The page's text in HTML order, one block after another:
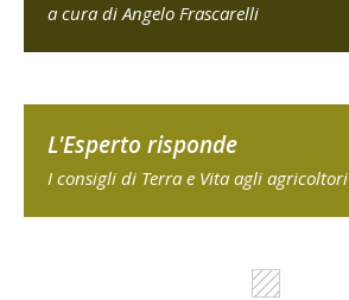
a cura di Angelo Frascarelli
L'Esperto risponde
I consigli di Terra e Vita agli agricoltori